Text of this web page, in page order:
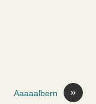
»
Aaaaalbern